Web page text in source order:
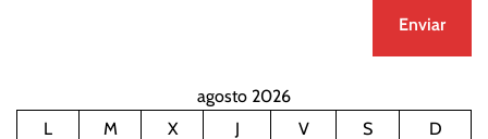
agosto 2026
L
M X J V S
D